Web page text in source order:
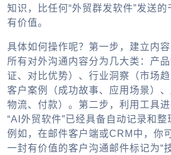
知识，比任何“外贸群发软件”发送
有价值。
具体如何操作呢？第一步，建立内
所有对外沟通内容分为几大类：产
证、对比优势）、行业洞察（市场趋
客户案例（成功故事、应用场景）、
物流、付款）。第二步，利用工具
“AI外贸软件”已经具备自动记录和整
例如，在邮件客户端或CRM中，你
一封有价值的客户沟通邮件标记为“